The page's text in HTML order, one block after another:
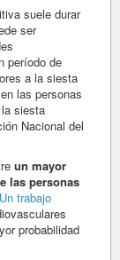
suele durar
ser
período de
a la siesta
las personas
siesta
Nacional del
un mayor
las personas
Un trabajo
probabilidad